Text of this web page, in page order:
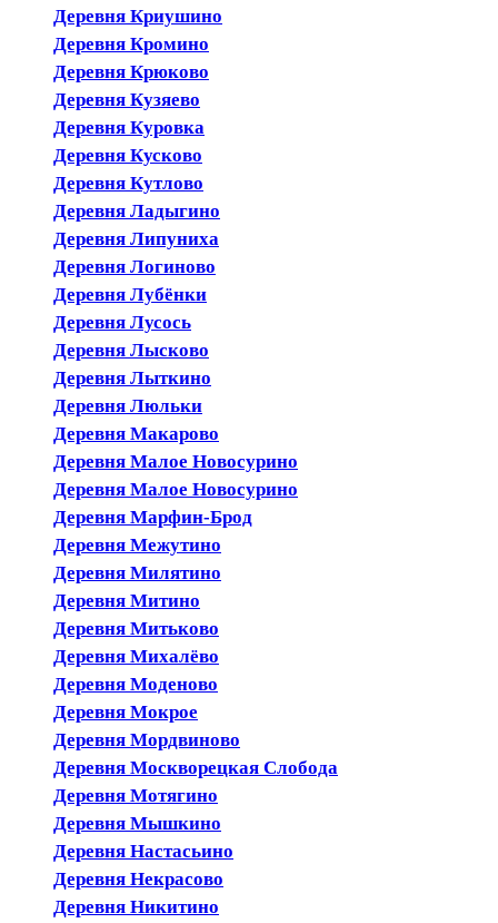
Деревня Криушино
Деревня Кромино
Деревня Крюково
Деревня Кузяево
Деревня Куровка
Деревня Кусково
Деревня Кутлово
Деревня Ладыгино
Деревня Липуниха
Деревня Логиново
Деревня Лубёнки
Деревня Лусось
Деревня Лысково
Деревня Лыткино
Деревня Люльки
Деревня Макарово
Деревня Малое Новосурино
Деревня Малое Новосурино
Деревня Марфин-Брод
Деревня Межутино
Деревня Милятино
Деревня Митино
Деревня Митьково
Деревня Михалёво
Деревня Моденово
Деревня Мокрое
Деревня Мордвиново
Деревня Москворецкая Слобода
Деревня Мотягино
Деревня Мышкино
Деревня Настасьино
Деревня Некрасово
Деревня Никитино